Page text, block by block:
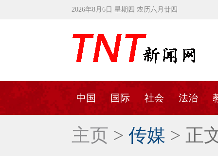
2026年8月6日 星期四 农历六月廿四
中国 国际 社会 法治
主页 > 传媒 > 正